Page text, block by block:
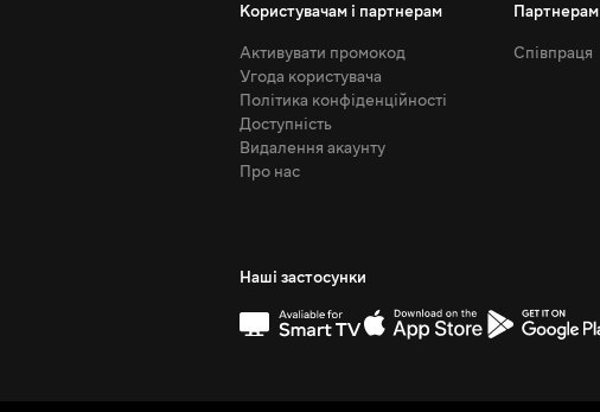
Користувачам і партнерам
Активувати промокод
Угода користувача
Політика конфіденційності
Доступність
Видалення акаунту
Про нас
Партнерам
Співпраця
Наші застосунки